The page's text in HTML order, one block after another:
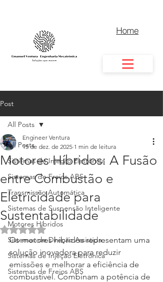
Home
Post
All Posts
Sistemas de Injeção Eletrônica
Sistemas de Freios ABS
Transmissão Automática
Sistemas de Suspensão Inteligente
Motores Híbridos
Sistemas de Direção Assistida
Sistemas de Injeção Eletrônica
Sistemas de Freios ABS
All Posts
Motores Híbridos: A Fusão
entre Combustão e
Eletricidade para
Sustentabilidade
Engineer Ventura
15 de dez. de 2025 1 min de leitura
Avaliado com NaN de 5 estrelas.
Os motores híbridos representam uma
solução inovadora para reduzir
emissões e melhorar a eficiência de
combustível. Combinam a potência de